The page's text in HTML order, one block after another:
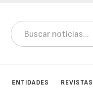
ENTIDADES REVISTAS